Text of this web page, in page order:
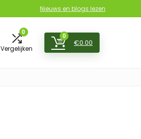
Nieuws en blogs lezen
0
Vergelijken
0
€0.00